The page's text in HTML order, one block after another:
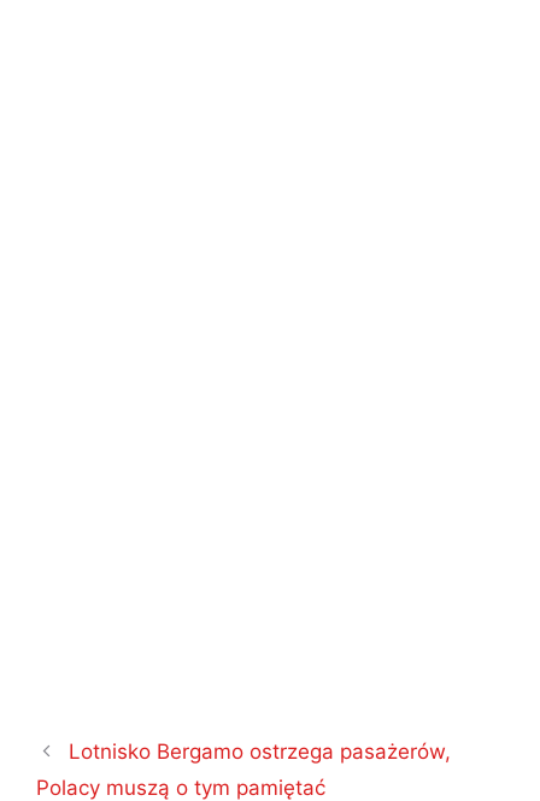
Nawigacja
wpisu
Lotnisko Bergamo ostrzega pasażerów,
Polacy muszą o tym pamiętać